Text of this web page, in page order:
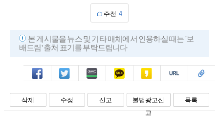
추천 4
본 게시물을 뉴스 및 기타 매체에서 인용하실 때는 '보
배드림' 출처 표기를 부탁드립니다
페북 트윗 밴드 카톡 카스 복사 스크랩
삭제 수정 신고
불법광고신
고
목록